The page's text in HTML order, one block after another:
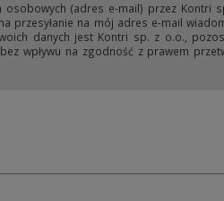
(adres e-mail) przez
przesyłanie na mój adres e-mail
danych jest Kontri sp. z o.o.,
wpływu na zgodność z prawem